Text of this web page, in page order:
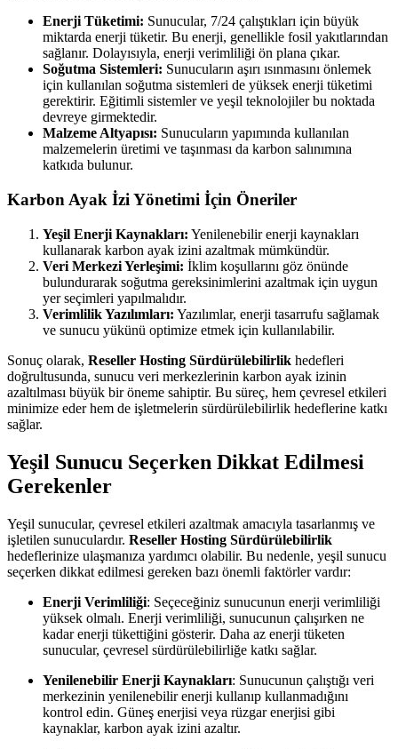
Enerji Tüketimi: Sunucular, 7/24 çalıştıkları için büyük
miktarda enerji tüketir. Bu enerji, genellikle fosil yakıtlarından
sağlanır. Dolayısıyla, enerji verimliliği ön plana çıkar.
Soğutma Sistemleri: Sunucuların aşırı ısınmasını önlemek
için kullanılan soğutma sistemleri de yüksek enerji tüketimi
gerektirir. Eğitimli sistemler ve yeşil teknolojiler bu noktada
devreye girmektedir.
Malzeme Altyapısı: Sunucuların yapımında kullanılan
malzemelerin üretimi ve taşınması da karbon salınımına
katkıda bulunur.
Karbon Ayak İzi Yönetimi İçin Öneriler
Yeşil Enerji Kaynakları: Yenilenebilir enerji kaynakları
kullanarak karbon ayak izini azaltmak mümkündür.
Veri Merkezi Yerleşimi: İklim koşullarını göz önünde
bulundurarak soğutma gereksinimlerini azaltmak için uygun
yer seçimleri yapılmalıdır.
Verimlilik Yazılımları: Yazılımlar, enerji tasarrufu sağlamak
ve sunucu yükünü optimize etmek için kullanılabilir.
Sonuç olarak, Reseller Hosting Sürdürülebilirlik hedefleri
doğrultusunda, sunucu veri merkezlerinin karbon ayak izinin
azaltılması büyük bir öneme sahiptir. Bu süreç, hem çevresel etkileri
minimize eder hem de işletmelerin sürdürülebilirlik hedeflerine katkı
sağlar.
Yeşil Sunucu Seçerken Dikkat Edilmesi
Gerekenler
Yeşil sunucular, çevresel etkileri azaltmak amacıyla tasarlanmış ve
işletilen sunuculardır. Reseller Hosting Sürdürülebilirlik
hedeflerinize ulaşmanıza yardımcı olabilir. Bu nedenle, yeşil sunucu
seçerken dikkat edilmesi gereken bazı önemli faktörler vardır:
Enerji Verimliliği: Seçeceğiniz sunucunun enerji verimliliği
yüksek olmalı. Enerji verimliliği, sunucunun çalışırken ne
kadar enerji tükettiğini gösterir. Daha az enerji tüketen
sunucular, çevresel sürdürülebilirliğe katkı sağlar.
Yenilenebilir Enerji Kaynakları: Sunucunun çalıştığı veri
merkezinin yenilenebilir enerji kullanıp kullanmadığını
kontrol edin. Güneş enerjisi veya rüzgar enerjisi gibi
kaynaklar, karbon ayak izini azaltır.